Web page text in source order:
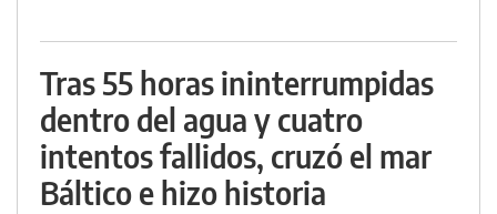
Tras 55 horas ininterrumpidas
dentro del agua y cuatro
intentos fallidos, cruzó el mar
Báltico e hizo historia